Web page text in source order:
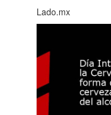
Lado.mx